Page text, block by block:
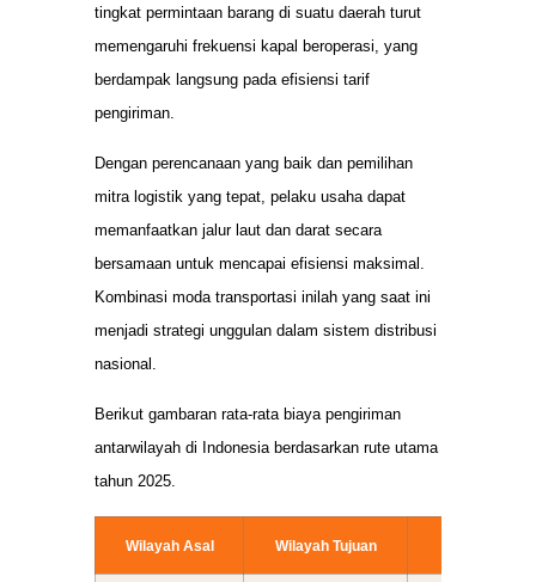
tingkat permintaan barang di suatu daerah turut
memengaruhi frekuensi kapal beroperasi, yang
berdampak langsung pada efisiensi tarif
pengiriman.
Dengan perencanaan yang baik dan pemilihan
mitra logistik yang tepat, pelaku usaha dapat
memanfaatkan jalur laut dan darat secara
bersamaan untuk mencapai efisiensi maksimal.
Kombinasi moda transportasi inilah yang saat ini
menjadi strategi unggulan dalam sistem distribusi
nasional.
Berikut gambaran rata-rata biaya pengiriman
antarwilayah di Indonesia berdasarkan rute utama
tahun 2025.
Wilayah Asal Wilayah Tujuan